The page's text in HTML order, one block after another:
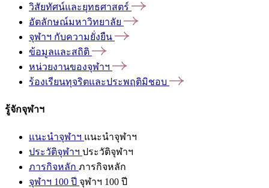
วิสัยทัศน์และยุทธศาสตร์
อัตลักษณ์มหาวิทยาลัย
จุฬาฯ กับความยั่งยืน
ข้อมูลและสถิติ
หน่วยงานของจุฬาฯ
ร้องเรียนทุจริตและประพฤติมิชอบ
รู้จักจุฬาฯ
แนะนำจุฬาฯ แนะนำจุฬาฯ
ประวัติจุฬาฯ ประวัติจุฬาฯ
ภารกิจหลัก ภารกิจหลัก
จุฬาฯ 100 ปี จุฬาฯ 100 ปี